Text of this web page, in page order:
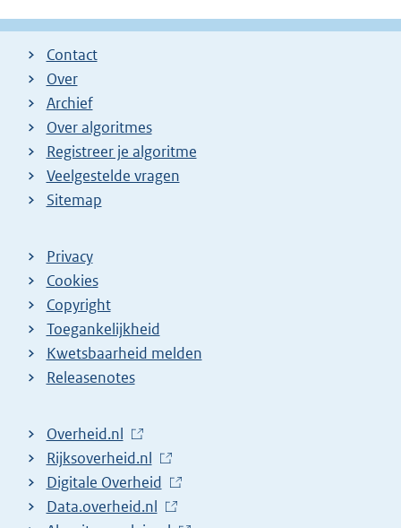
Contact
Over
Archief
Over algoritmes
Registreer je algoritme
Veelgestelde vragen
Sitemap
Privacy
Cookies
Copyright
Toegankelijkheid
Kwetsbaarheid melden
Releasenotes
L
i
n
k
Overheid.nl
L
i
n
Rijksoverheid.nl
L
i
Digitale Overheid
L
Data.overheid.nl